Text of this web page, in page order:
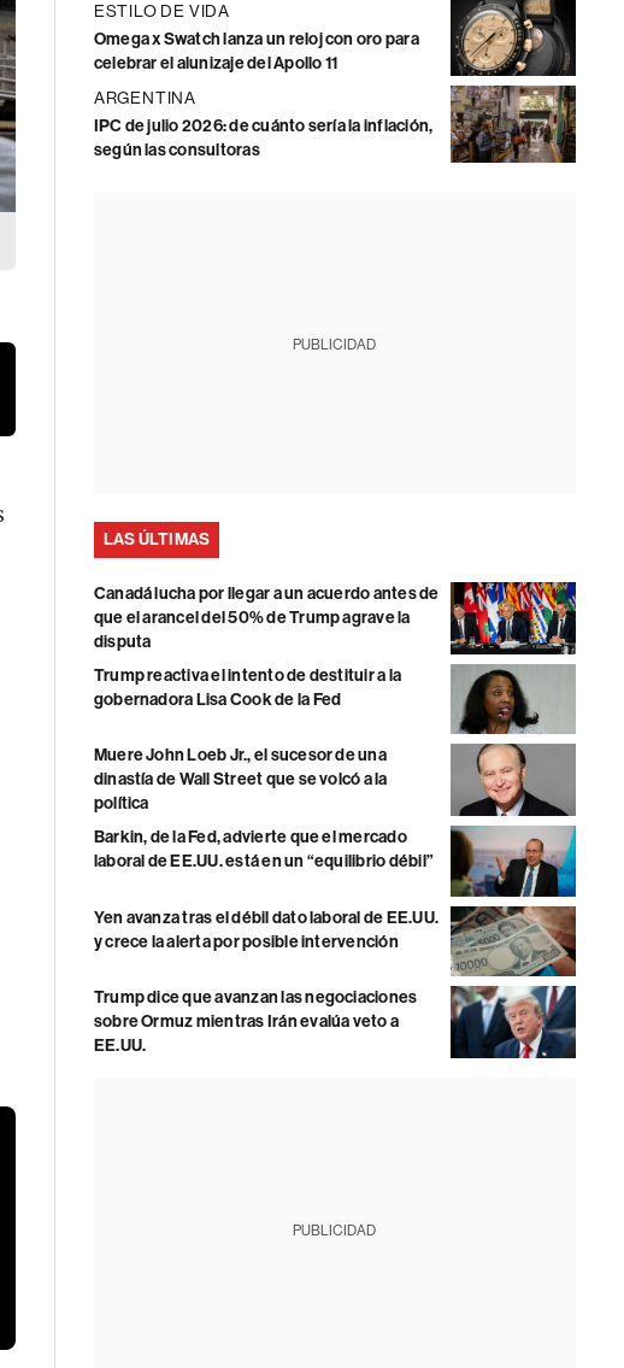
ESTILO DE VIDA
Omega x Swatch lanza un reloj con oro para
celebrar el alunizaje del Apollo 11
ARGENTINA
IPC de julio 2026: de cuánto sería la inflación,
según las consultoras
PUBLICIDAD
LAS ÚLTIMAS
Canadá lucha por llegar a un acuerdo antes de
que el arancel del 50% de Trump agrave la
disputa
Trump reactiva el intento de destituir a la
gobernadora Lisa Cook de la Fed
Muere John Loeb Jr., el sucesor de una
dinastía de Wall Street que se volcó a la
política
Barkin, de la Fed, advierte que el mercado
laboral de EE.UU. está en un “equilibrio débil”
Yen avanza tras el débil dato laboral de EE.UU.
y crece la alerta por posible intervención
Trump dice que avanzan las negociaciones
sobre Ormuz mientras Irán evalúa veto a
EE.UU.
PUBLICIDAD